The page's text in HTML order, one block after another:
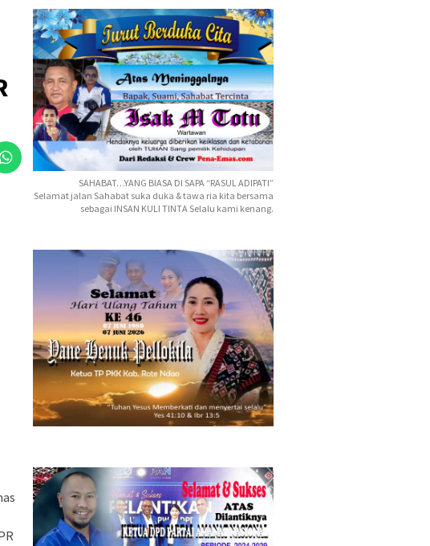
SAHABAT…YANG BIASA DI SAPA “RASUL ADIPATI”
Selamat jalan Sahabat suka duka & tawa ria kita bersama
sebagai INSAN KULI TINTA Selalu kami kenang.